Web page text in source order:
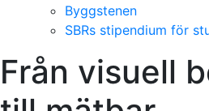
Byggstenen
SBRs stipendium för
Från visuell